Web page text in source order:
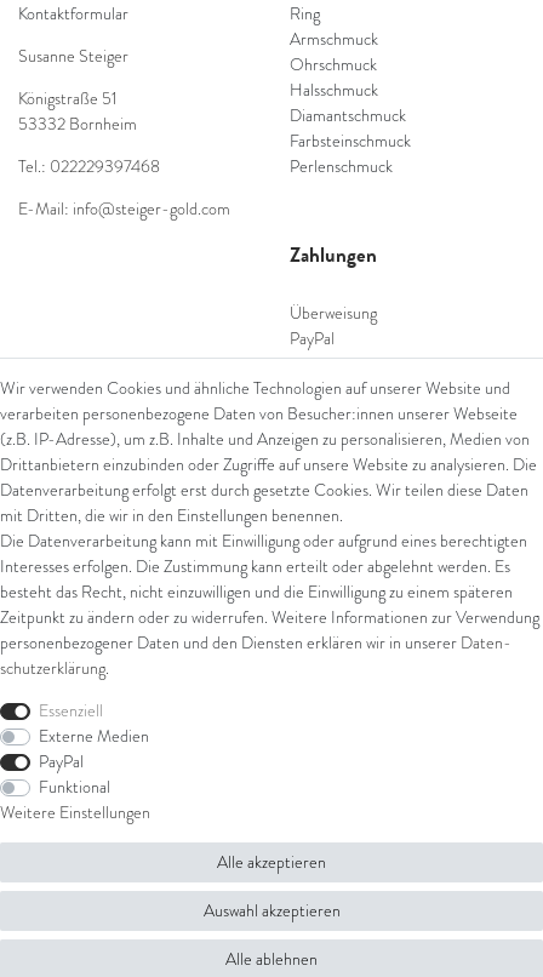
Kontaktformular
Susanne Steiger
Königstraße 51
53332 Bornheim
Tel.: 022229397468
E-Mail: info@steiger-gold.com
Ring
Armschmuck
Ohrschmuck
Halsschmuck
Diamantschmuck
Farbsteinschmuck
Perlenschmuck
Zahlungen
Überweisung
PayPal
SEPA Lastschrift
giropay
Kreditkarte
Versand
UPS
FedEx
© Copyright 2026 Juwelier Steiger | Alle Rechte vorbehalten.
Wir verwenden Cookies und ähnliche Technologien auf unserer Website und
verarbeiten personenbezogene Daten von Besucher:innen unserer Webseite
(z.B. IP-Adresse), um z.B. Inhalte und Anzeigen zu personalisieren, Medien von
Drittanbietern einzubinden oder Zugriffe auf unsere Website zu analysieren. Die
Datenverarbeitung erfolgt erst durch gesetzte Cookies. Wir teilen diese Daten
mit Dritten, die wir in den Einstellungen benennen.
Die Datenverarbeitung kann mit Einwilligung oder aufgrund eines berechtigten
Interesses erfolgen. Die Zustimmung kann erteilt oder abgelehnt werden. Es
besteht das Recht, nicht einzuwilligen und die Einwilligung zu einem späteren
Zeitpunkt zu ändern oder zu widerrufen. Weitere Informationen zur Verwendung
personenbezogener Daten und den Diensten erklären wir in unserer Daten­
schutz­erklärung.
Essenziell
Externe Medien
PayPal
Funktional
Weitere Einstellungen
Alle akzeptieren
Auswahl akzeptieren
Alle ablehnen